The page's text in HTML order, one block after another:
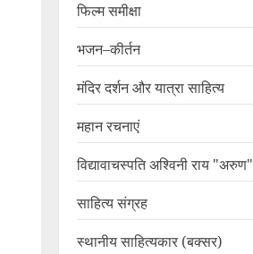
फिल्म समीक्षा
भजन–कीर्तन
मंदिर दर्शन और यात्रा साहित्य
महान रचनाएं
विद्यावाचस्पति अश्विनी राय "अरुण"
साहित्य संग्रह
स्थानीय साहित्यकार (बक्सर)